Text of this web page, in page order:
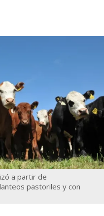
a partir de
pastoriles y con